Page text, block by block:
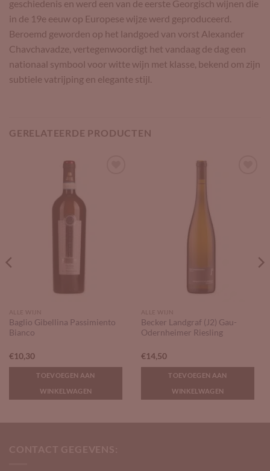
geschiedenis en werd een van de eerste Georgisch wijnen die
in de 19e eeuw op Europese wijze werd geproduceerd.
Beroemd geworden op het landgoed van vorst Alexander
Chavchavadze, vertegenwoordigt het vandaag de dag een
nationaal symbool voor witte wijn met klasse, bekend om zijn
subtiele vatrijping en elegante stijl.
GERELATEERDE PRODUCTEN
ALLE WIJN
Baglio Gibellina Passimiento
Bianco
€10,30
TOEVOEGEN AAN
WINKELWAGEN
ALLE WIJN
Becker Landgraf (J2) Gau-
Odernheimer Riesling
€14,50
TOEVOEGEN AAN
WINKELWAGEN